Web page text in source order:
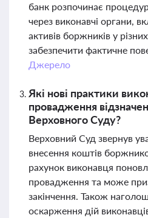
банк розпочинає
через виконавчі органи,
активів боржників у
забезпечити фактичне
Джерело
Які нові практики
провадження
Верховного Суду?
Верховний Суд звернув
внесення коштів
рахунок виконавця
провадження та може
закінчення. Також
оскарження дій